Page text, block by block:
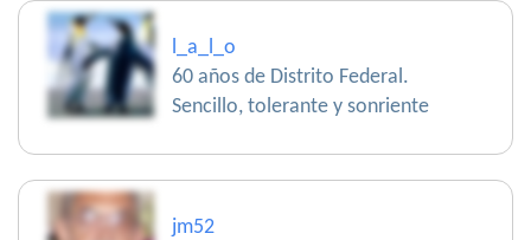
l_a_l_o
60 años de Distrito Federal.
Sencillo, tolerante y sonriente
jm52